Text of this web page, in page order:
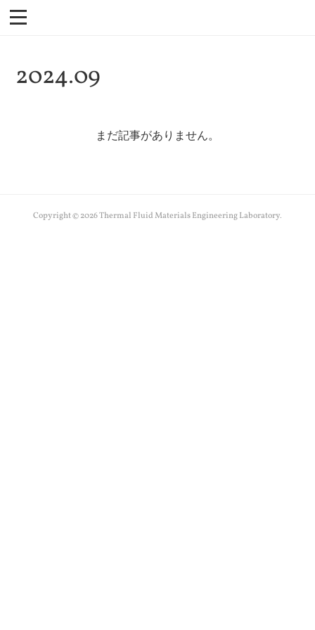
2024.09
まだ記事がありません。
Copyright ©2026Thermal Fluid Materials Engineering Laboratory.